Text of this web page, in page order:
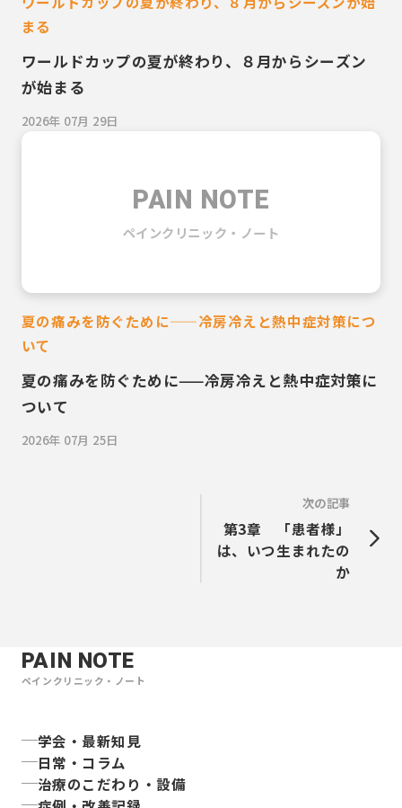
まる
ワールドカップの夏が終わり、８月からシーズン
が始まる
2026年 07月 29日
夏の痛みを防ぐために——冷房冷えと熱中症対策につ
いて
夏の痛みを防ぐために——冷房冷えと熱中症対策に
ついて
2026年 07月 25日
PAIN NOTE
ペインクリニック・ノート
次の記事
第3章 「患者様」
は、いつ生まれたの
か
PAIN NOTE
ペインクリニック・ノート
学会・最新知見
日常・コラム
治療のこだわり・設備